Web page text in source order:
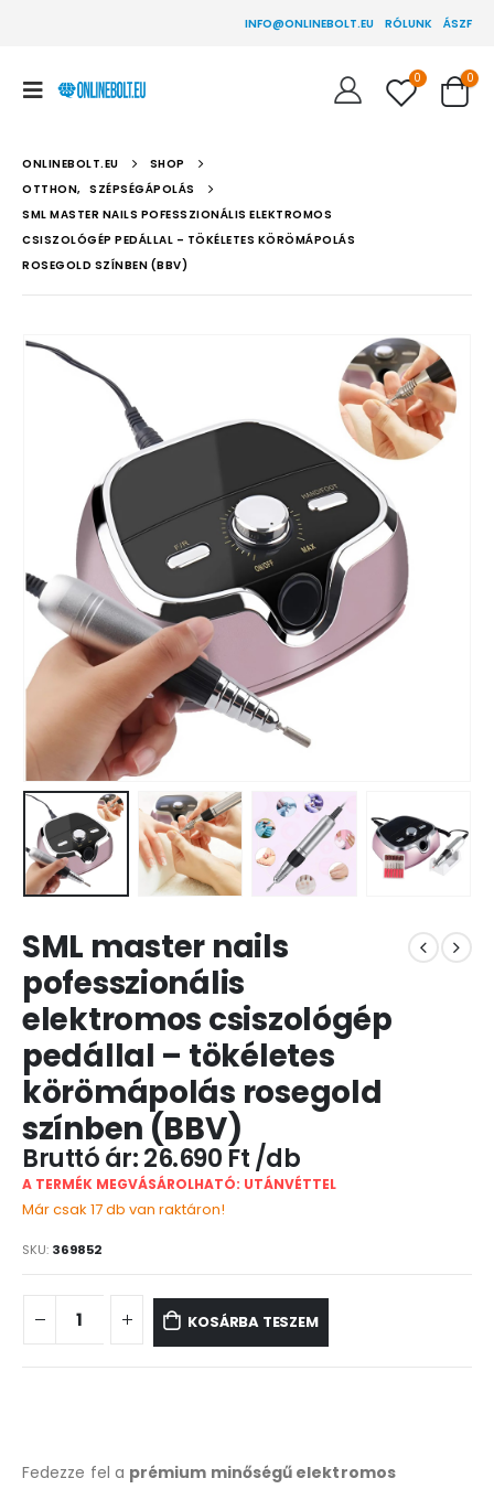
INFO@ONLINEBOLT.EU RÓLUNK ÁSZF
0 0
ONLINEBOLT.EU
SHOP
OTTHON, SZÉPSÉGÁPOLÁS
SML MASTER NAILS POFESSZIONÁLIS ELEKTROMOS
CSISZOLÓGÉP PEDÁLLAL – TÖKÉLETES KÖRÖMÁPOLÁS
ROSEGOLD SZÍNBEN (BBV)
SML master nails
pofesszionális
elektromos csiszológép
pedállal – tökéletes
körömápolás rosegold
színben (BBV)
26.690 Ft
A TERMÉK MEGVÁSÁROLHATÓ: UTÁNVÉTTEL
Már csak 17 db van raktáron!
SKU: 369852
KOSÁRBA TESZEM
Fedezze fel a prémium minőségű elektromos